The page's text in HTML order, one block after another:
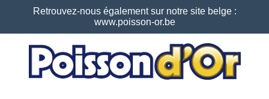
Retrouvez-nous également sur notre site belge :
www.poisson-or.be